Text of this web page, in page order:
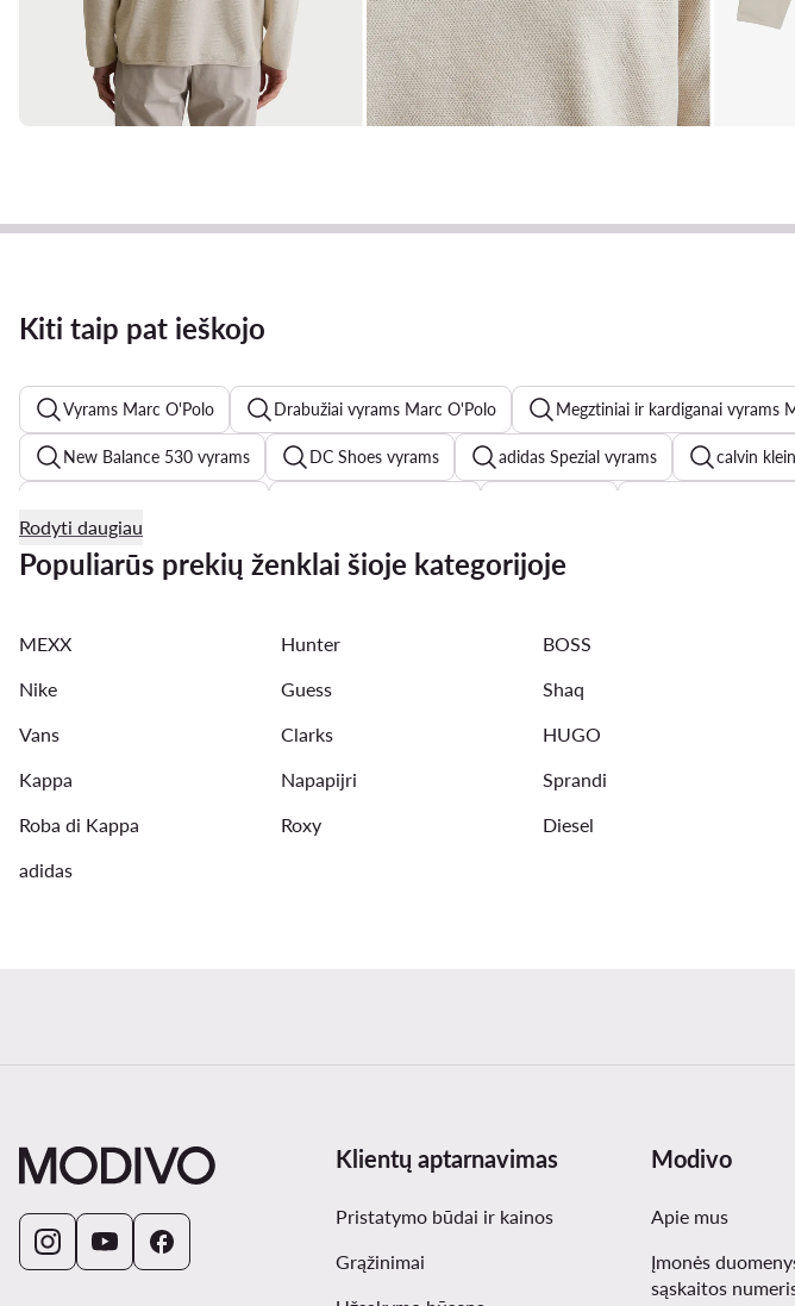
Kiti taip pat ieškojo
Vyrams Marc O'Polo Drabužiai vyrams Marc O'Polo Megztiniai ir kardiganai vyrams
New Balance 530 vyrams DC Shoes vyrams adidas Spezial vyrams calvin
Converse vyrams G-Shock vyrams Badura batai vyrams
Reebok vyrams Bomber striukes vyrams Piningines vyrams Timberland batai
Rodyti daugiau
Populiarūs prekių ženklai šioje kategorijoje
MEXX Hunter BOSS
Nike
Guess Shaq
Vans
Clarks HUGO
Kappa
Napapijri Sprandi
Roba di Kappa
Roxy Diesel
adidas
Klientų aptarnavimas
Pristatymo būdai ir kainos
Grąžinimai
Modivo
Apie mus
Įmonės
sąskaitos